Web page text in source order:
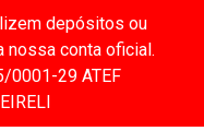
depósitos ou
nossa conta oficial.
0001-29 ATEF